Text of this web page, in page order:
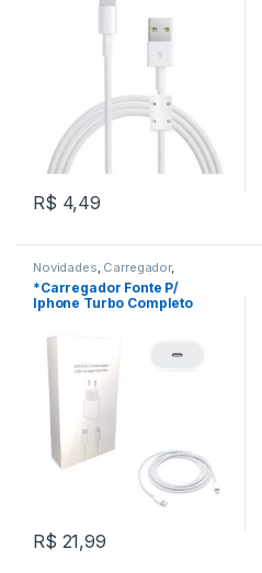
R$ 4,49
Novidades, Carregador,
Celulares & Acessórios
*Carregador Fonte P/
Iphone Turbo Completo
R$ 21,99